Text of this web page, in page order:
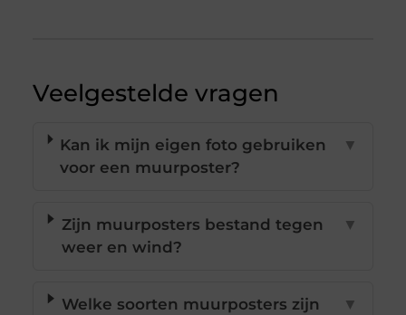
Veelgestelde vragen
Kan ik mijn eigen foto gebruiken
voor een muurposter?
▼
Zijn muurposters bestand tegen
weer en wind?
▼
Welke soorten muurposters zijn
▼